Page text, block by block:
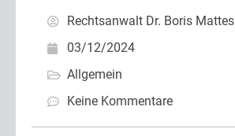
Rechtsanwalt Dr. Boris Mattes
03/12/2024
Allgemein
Keine Kommentare